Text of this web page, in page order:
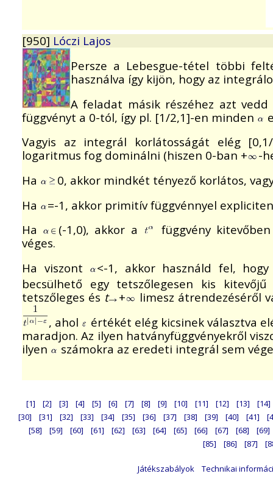
[950] Lóczi Lajos
Persze a Lebesgue-tétel többi
használva így kijön, hogy az
A feladat másik részéhez azt
függvényt a 0-tól, így pl. [1/2,1]-en minden
Vagyis az integrál korlátosságát elég
logaritmus fog dominálni (hiszen 0-ban +
-
Ha
0, akkor mindkét tényező korlátos,
Ha
=-1, akkor primitív függvénnyel
Ha
(-1,0), akkor a
függvény
véges.
Ha viszont
<-1, akkor használd fel,
becsülhető egy tetszőlegesen kis
tetszőleges és t +
limesz átrendezéséről
, ahol
értékét elég kicsinek választva
maradjon. Az ilyen hatványfüggvényekről
ilyen
számokra az eredeti integrál sem
[1] [2] [3] [4] [5] [6] [7] [8] [9] [10] [11] [12] [13]
[14]
[30]
[31] [32] [33] [34] [35] [36] [37] [38] [39] [40] [41]
[58]
[59] [60] [61] [62] [63] [64] [65] [66] [67] [68]
[69]
[85]
[86] [87]
Játékszabályok Technikai